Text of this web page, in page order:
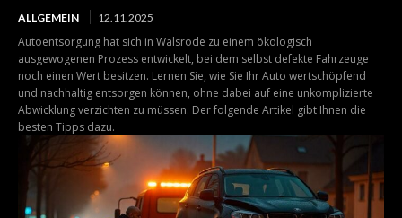
ALLGEMEIN 12.11.2025
Autoentsorgung hat sich in Walsrode zu einem ökologisch
ausgewogenen Prozess entwickelt, bei dem selbst defekte Fahrzeuge
noch einen Wert besitzen. Lernen Sie, wie Sie Ihr Auto wertschöpfend
und nachhaltig entsorgen können, ohne dabei auf eine unkomplizierte
Abwicklung verzichten zu müssen. Der folgende Artikel gibt Ihnen die
besten Tipps dazu.